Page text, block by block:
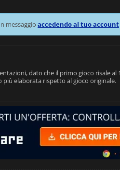
messaggio accedendo al tuo account
dato che il primo gioco risale al
elaborata rispetto al gioco originale.